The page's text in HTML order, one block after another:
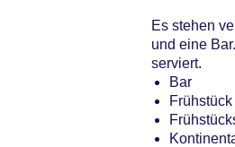
Es stehen
und eine
serviert.
Bar
Frühstück